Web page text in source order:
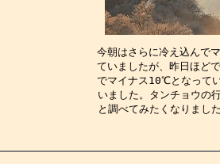
今朝はさらに冷え込んで
ていましたが、昨日ほど
でマイナス10℃となって
いました。タンチョウの
と調べて